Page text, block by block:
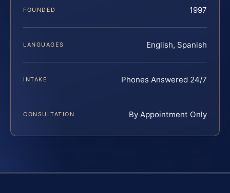
FOUNDED 1997
LANGUAGES English, Spanish
INTAKE Phones Answered 24/7
CONSULTATION By Appointment Only